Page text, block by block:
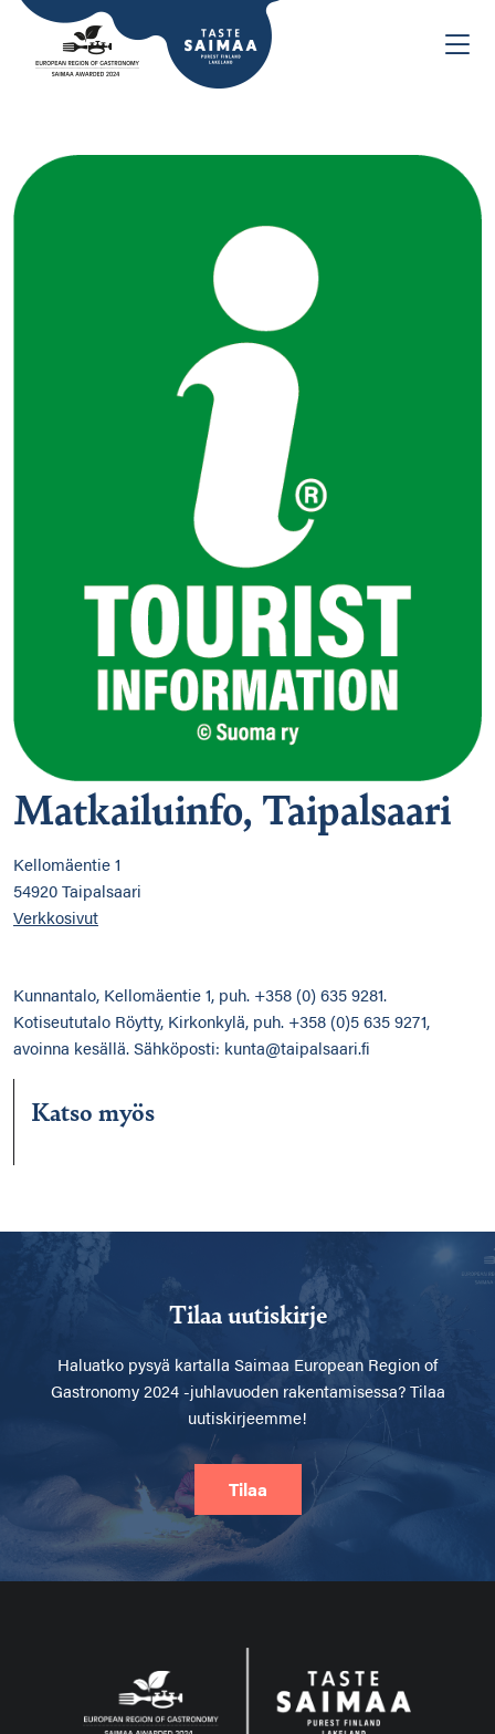
Matkailuinfo, Taipalsaari
Kellomäentie 1
54920 Taipalsaari
Verkkosivut
Kunnantalo, Kellomäentie 1, puh. +358 (0) 635 9281.
Kotiseututalo Röytty, Kirkonkylä, puh. +358 (0)5 635 9271,
avoinna kesällä. Sähköposti: kunta@taipalsaari.fi
Katso myös
Tilaa uutiskirje
Haluatko pysyä kartalla Saimaa European Region of
Gastronomy 2024 -juhlavuoden rakentamisessa? Tilaa
uutiskirjeemme!
Tilaa